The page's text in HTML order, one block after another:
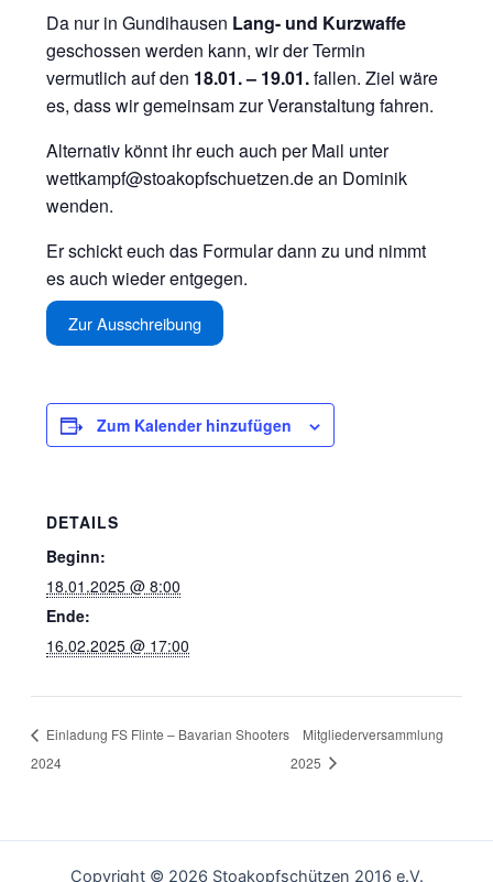
Da nur in Gundihausen Lang- und Kurzwaffe
geschossen werden kann, wir der Termin
vermutlich auf den 18.01. – 19.01.fallen. Ziel wäre
es, dass wir gemeinsam zur Veranstaltung fahren.
Alternativ könnt ihr euch auch per Mail unter
wettkampf@stoakopfschuetzen.dean Dominik
wenden.
Er schickt euch das Formular dann zu und nimmt
es auch wieder entgegen.
Zur Ausschreibung
Zum Kalender hinzufügen
DETAILS
Beginn:
18.01.2025 @ 8:00
Ende:
16.02.2025 @ 17:00
Einladung FS Flinte – Bavarian Shooters
2024
Mitgliederversammlung
2025
Copyright © 2026 Stoakopfschützen 2016 e.V.